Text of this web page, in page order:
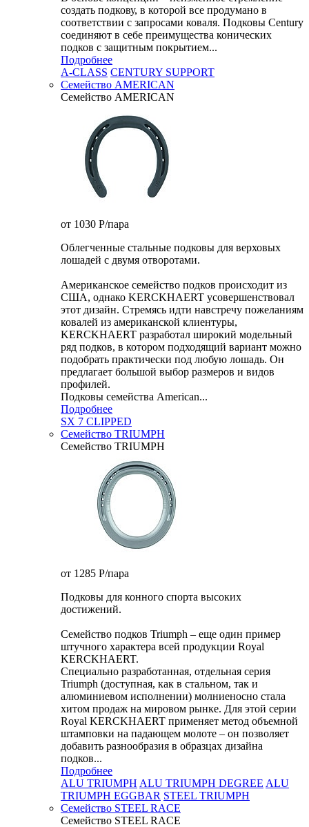
создать подкову, в которой все продумано в
соответствии с запросами коваля. Подковы Century
cоединяют в себе преимущества конических
подков с защитным покрытием...
Подробнее
A-CLASS CENTURY SUPPORT
Семейство AMERICAN
Семейство AMERICAN
от 1030 P/пара
Облегченные стальные подковы для верховых
лошадей с двумя отворотами.
Американское семейство подков происходит из
США, однако KERCKHAERT усовершенствовал
этот дизайн. Стремясь идти навстречу пожеланиям
ковалей из американской клиентуры,
KERCKHAERT разработал широкий модельный
ряд подков, в котором подходящий вариант можно
подобрать практически под любую лошадь. Он
предлагает большой выбор размеров и видов
профилей.
Подковы семейства American...
Подробнее
SX 7 CLIPPED
Семейство TRIUMPH
Семейство TRIUMPH
от 1285 P/пара
Подковы для конного спорта высоких
достижений.
Семейство подков Triumph – еще один пример
штучного характера всей продукции Royal
KERCKHAERT.
Специально разработанная, отдельная серия
Triumph (доступная, как в стальном, так и
алюминиевом исполнении) молниеносно стала
хитом продаж на мировом рынке. Для этой серии
Royal KERCKHAERT применяет метод объемной
штамповки на падающем молоте – он позволяет
добавить разнообразия в образцах дизайна
подков...
Подробнее
ALU TRIUMPH ALU TRIUMPH DEGREE ALU
TRIUMPH EGGBAR STEEL TRIUMPH
Семейство STEEL RACE
Семейство STEEL RACE